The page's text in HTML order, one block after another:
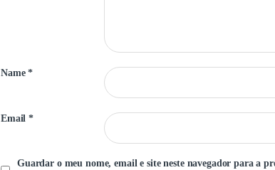
Name*
Email*
Guardar o meu nome, email e site neste navegador para a